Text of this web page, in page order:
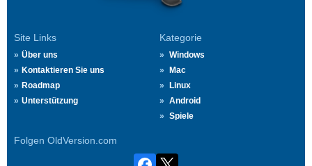
Site Links
Über uns
Kontaktieren Sie uns
Roadmap
Unterstützung
Kategorie
Windows
Mac
Linux
Android
Spiele
Folgen OldVersion.com